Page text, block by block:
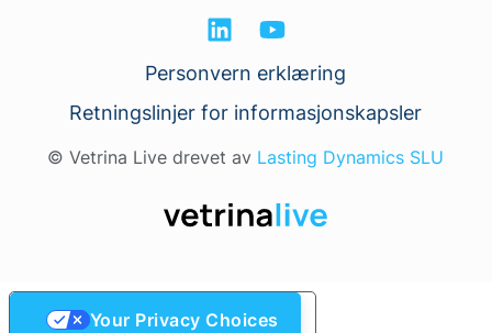
Personvern erklæring
Retningslinjer for informasjonskapsler
© Vetrina Live drevet av Lasting Dynamics SLU
Your Privacy Choices